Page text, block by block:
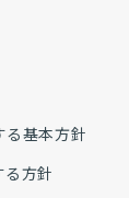
る基本方針
る方針